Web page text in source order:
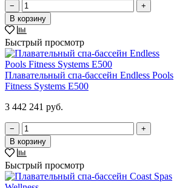
−
+
В корзину
Быстрый просмотр
Плавательный спа-бассейн Endless Pools
Fitness Systems E500
3 442 241 руб.
−
+
В корзину
Быстрый просмотр